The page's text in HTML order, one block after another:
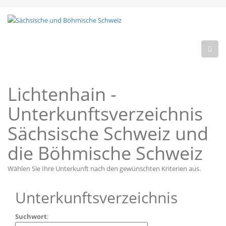
Lichtenhain -
Unterkunftsverzeichnis
Sächsische Schweiz und
die Böhmische Schweiz
Wählen Sie Ihre Unterkunft nach den gewünschten Kriterien aus.
Unterkunftsverzeichnis
Suchwort: